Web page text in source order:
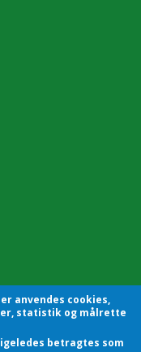
anvendes cookies,
statistik og målrette
betragtes som